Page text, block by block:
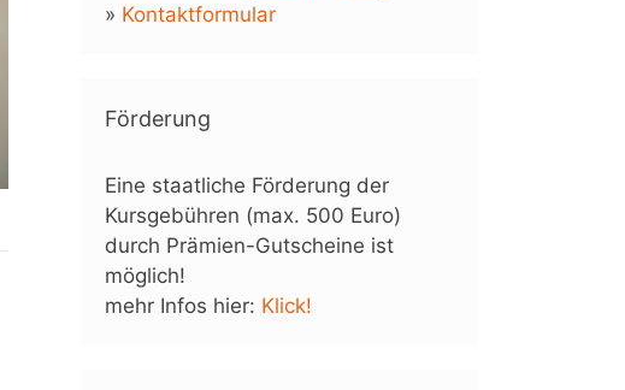
» Kontaktformular
Förderung
Eine staatliche Förderung der
Kursgebühren (max. 500 Euro)
durch Prämien-Gutscheine ist
möglich!
mehr Infos hier: Klick!